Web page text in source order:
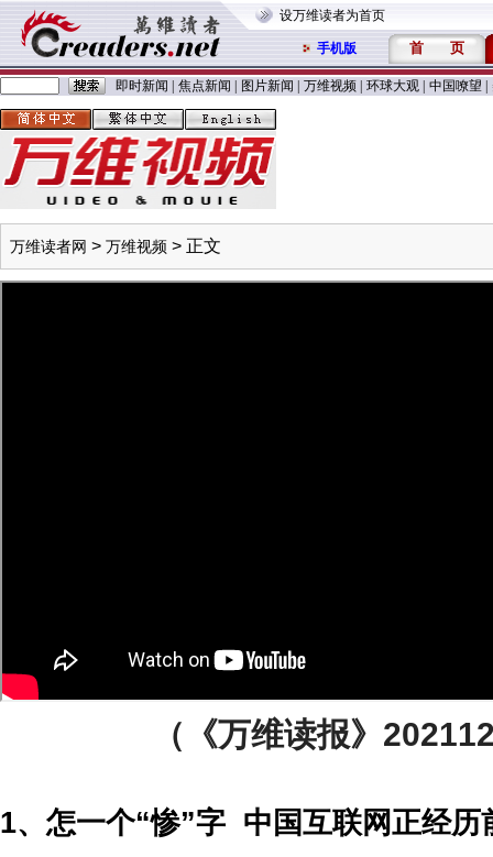
设万维读者为首页
手机版 首 页
即时新闻 焦点新闻 图片新闻 万维视频 环球大观 中国嘹望
万维读者网 > 万维视频 > 正文
（《万维读报》
1、怎一个“惨”字 中国互联网正经历